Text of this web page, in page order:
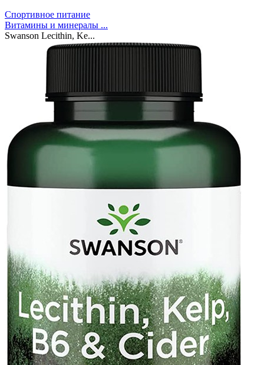
Спортивное питание
Витамины и минералы ...
Swanson Lecithin, Ke...